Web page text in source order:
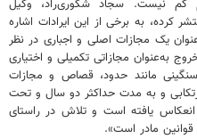
کم نیست. سجاد شکوری‌راد، وکیل
کرده، به برخی از این ایرادات اشاره
یک مجازات اصلی و اجباری در نظر
به‌عنوان مجازاتی تکمیلی و اختیاری
مانند حدود، قصاص و مجازات
و به مدت حداکثر دو سال و تحت
قانون مجازات انعکاس یافته است و تلاش در راستای
قوانین مادر است».